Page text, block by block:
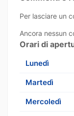
Per lasciare un
Ancora nessun
Orari di
Lunedì
Martedì
Mercoledì